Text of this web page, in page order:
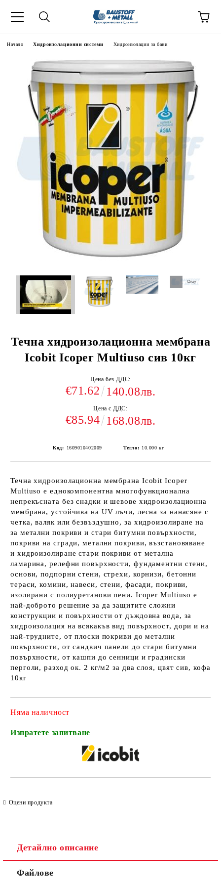
Начало Хидроизолационни системи Хидроизолации за бани
Течна хидроизолационна мембрана
Icobit Icoper Multiuso сив 10кг
Цена без ДДС:
€71.62 140.08лв.
Цена с ДДС:
€85.94 168.08лв.
Код: 1609010402009 Тегло: 10.000 кг
Течна хидроизолационна мембрана Icobit Icoper
Multiuso е еднокомпонентна многофункционална
непрекъсната без снадки и шевове хидроизолационна
мембрана, устойчива на UV лъчи, лесна за нанасяне с
четка, валяк или безвъздушно, за хидроизолиране на
за метални покриви и стари битумни повърхности,
покриви на сгради, метални покриви, възстановяване
и хидроизолиране стари покриви от метална
ламарина, релефни повърхности, фундаментни стени,
основи, подпорни стени, стрехи, корнизи, бетонни
тераси, комини, навеси, стени, фасади, покриви,
изолирани с полиуретанови пени. Icoper Multiuso е
най-доброто решение за да защитите сложни
конструкции и повърхности от дъждовна вода, за
хидроизолация на всякакъв вид повърхност, дори и на
най-трудните, от плоски покриви до метални
повърхности, от сандвич панели до стари битумни
повърхности, от кашпи до сенници и градински
перголи, разход ок. 2 кг/м2 за два слоя, цвят сив, кофа
10кг
Няма наличност
Изпратете запитване
Оцени продукта
Детайлно описание
Файлове